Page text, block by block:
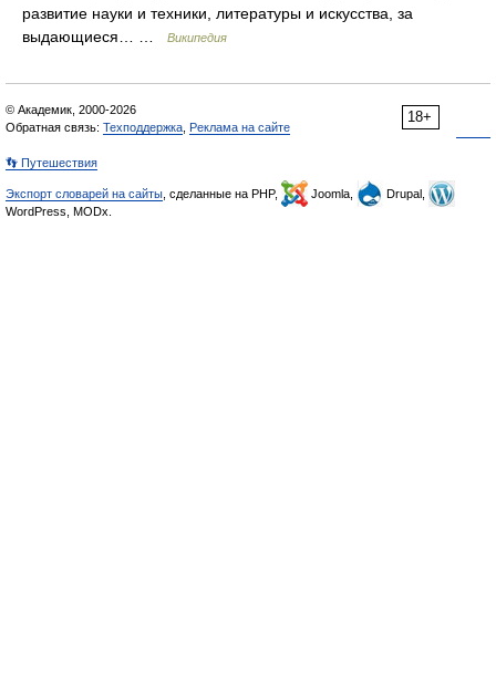
развитие науки и техники, литературы и искусства, за
выдающиеся… …
Википедия
18+
© Академик, 2000-2026
Обратная связь: Техподдержка Реклама на сайте
👣 Путешествия
Экспорт словарей на сайты , сделанные на PHP, Joomla,
Drupal,
WordPress, MODx.